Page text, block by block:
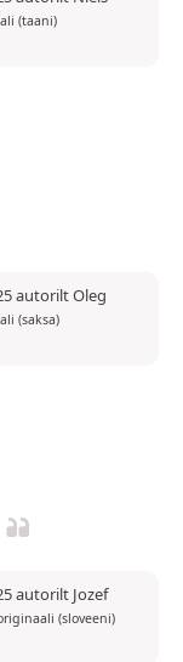
(taani)
autorilt Oleg
(saksa)
autorilt Jozef
(sloveeni)